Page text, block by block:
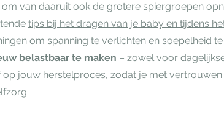
van daaruit ook de grotere spiergroepen
tips bij het dragen van je baby en tijdens
om spanning te verlichten en soepelheid
belastbaar te maken – zowel voor
jouw herstelproces, zodat je met